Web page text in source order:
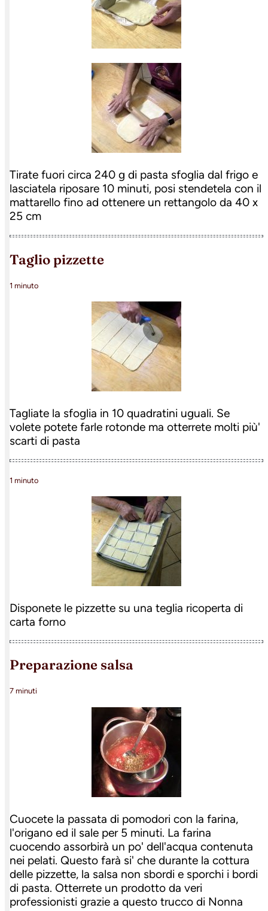
Tirate fuori circa 240 g di pasta sfoglia dal frigo e
lasciatela riposare 10 minuti, posi stendetela con il
mattarello fino ad ottenere un rettangolo da 40 x
25 cm
taglio pizzette
1 minuto
Tagliate la sfoglia in 10 quadratini uguali. Se
volete potete farle rotonde ma otterrete molti più'
scarti di pasta
1 minuto
Disponete le pizzette su una teglia ricoperta di
carta forno
preparazione salsa
7 minuti
Cuocete la passata di pomodori con la farina,
l'origano ed il sale per 5 minuti. La farina
cuocendo assorbirà un po' dell'acqua contenuta
nei pelati. Questo farà si' che durante la cottura
delle pizzette, la salsa non sbordi e sporchi i bordi
di pasta. Otterrete un prodotto da veri
professionisti grazie a questo trucco di Nonna